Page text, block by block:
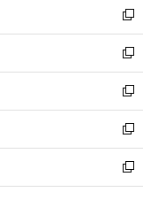
く
で
開
く
ド
ウ
で
開
く
ィ
ン
ド
ウ
で
開
く
い
ウ
ィ
ン
ド
ウ
で
開
く
新
し
い
ウ
ィ
ン
ド
ウ
で
開
新
し
い
ウ
ィ
ン
ド
ウ
新
し
い
ウ
ィ
ン
新
し
い
ウ
新
し